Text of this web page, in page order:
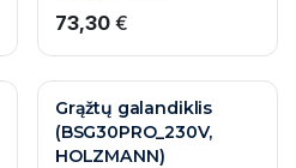
73,30€
Grąžtų galandiklis
(BSG30PRO_230V,
HOLZMANN)